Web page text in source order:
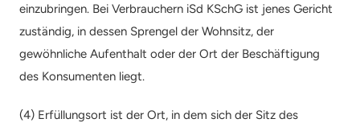
einzubringen. Bei Verbrauchern iSd KSchG ist jenes Gericht
zuständig, in dessen Sprengel der Wohnsitz, der
gewöhnliche Aufenthalt oder der Ort der Beschäftigung
des Konsumenten liegt.
(4) Erfüllungsort ist der Ort, in dem sich der Sitz des